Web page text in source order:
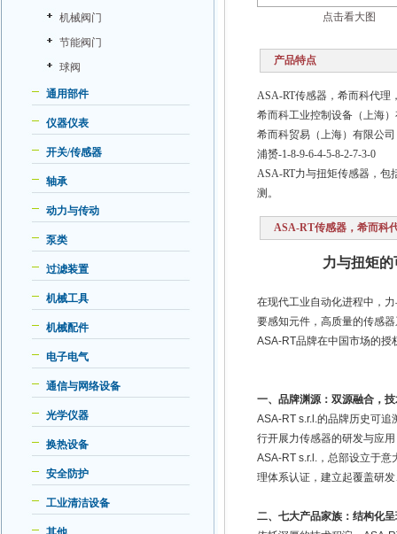
机械阀门
节能阀门
球阀
通用部件
仪器仪表
开关/传感器
轴承
动力与传动
泵类
过滤装置
机械工具
机械配件
电子电气
通信与网络设备
光学仪器
换热设备
安全防护
工业清洁设备
点击看大图
产品特点
ASA-RT传感器，希而科代理
希而科工业控制设备（上海
希而科贸易（上海）有限公司
浦赟-1-8-9-6-4-5-8-2-7-3-0
ASA-RT力与扭矩传感器，包
测。
ASA-RT传感器，希而科
力与扭矩
在现代工业自动化进程中，
要感知元件，高质量的传感
ASA-RT品牌在中国市场的授
一、品牌渊源：双源融合，
ASA-RT s.r.l.的品牌历史可追
行开展力传感器的研发与应
ASA-RT s.r.l. ，总部设立于
理体系认证，建立起覆盖研
二、七大产品家族：结构化